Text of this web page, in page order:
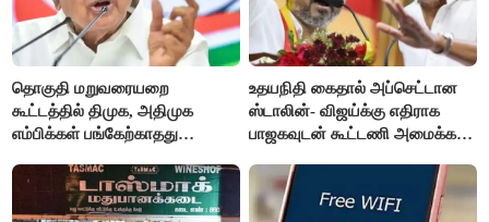
தொகுதி மறுவரையறை
கூட்டத்தில் திமுக, அதிமுக
எம்பிக்கள் பங்கேற்காதது
உதயநிதி கைதால் அப்செட்டான
ஸ்டாலின்- விஜய்க்கு எதிராக
பாஜகவுடன் கூட்டணி அமைக்க